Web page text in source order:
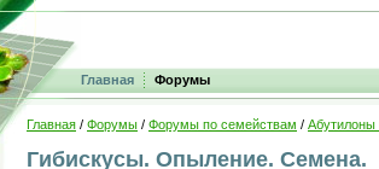
Главная Форумы
Главная / Форумы / Форумы по семействам / Абутилоны
Гибискусы. Опыление. Семена.